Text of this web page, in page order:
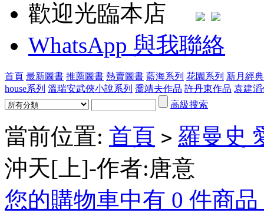
歡迎光臨本店
WhatsApp 與我聯絡
首頁 最新圖書 推薦圖書 熱賣圖書 藍海系列 花園系列 新月經
house系列 溫瑞安武俠小說系列 喬靖夫作品 許丹東作品 袁建
高級搜索
當前位置: 首頁 > 羅曼史
沖天[上]-作者:唐意
您的購物車中有 0 件商